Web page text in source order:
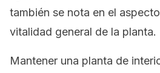
también se nota en el
vitalidad general de la planta.
Mantener una planta de